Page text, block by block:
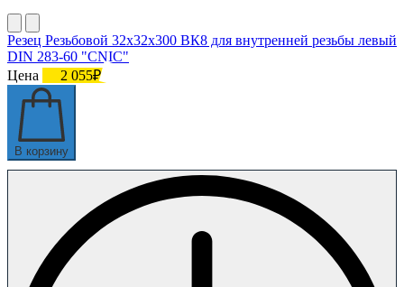
Резец Резьбовой 32х32х300 ВК8 для внутренней резьбы левый
DIN 283-60 "CNIC"
Цена
2 055₽
В корзину